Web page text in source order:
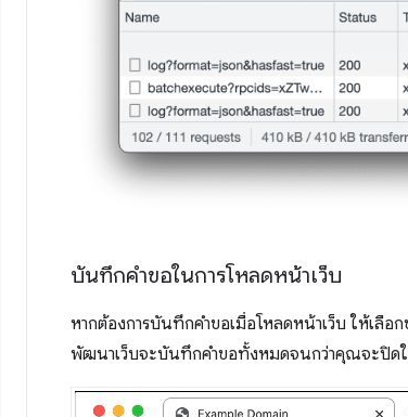
บันทึกคำขอในการโหลดหน้าเว็บ
หากต้องการบันทึกคำขอเมื่อโหลดหน้าเว็บ ให้เลือก
พัฒนาเว็บจะบันทึกคำขอทั้งหมดจนกว่าคุณจะปิด